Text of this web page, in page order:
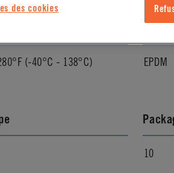
(-40°C - 138°C)
Seal
EPDM
10
des cookies